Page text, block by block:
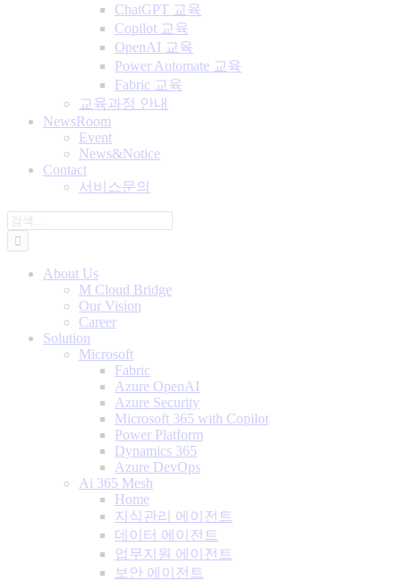
ChatGPT 교육
Copilot 교육
OpenAI 교육
Power Automate 교육
Fabric 교육
교육과정 안내
NewsRoom
Event
News&Notice
Contact
서비스문의
검
색:
About Us
M Cloud Bridge
Our Vision
Career
Solution
Microsoft
Fabric
Azure OpenAI
Azure Security
Microsoft 365 with Copilot
Power Platform
Dynamics 365
Azure DevOps
Ai 365 Mesh
Home
지식관리 에이전트
데이터 에이전트
업무지원 에이전트
보안 에이전트